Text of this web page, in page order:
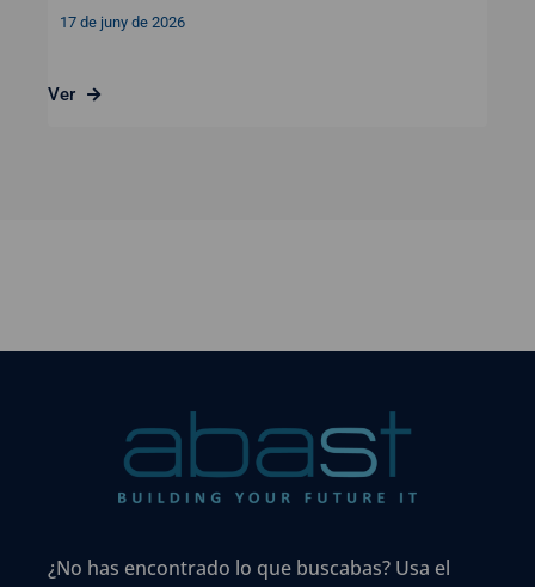
17 de juny de 2026
Ver
¿No has encontrado lo que buscabas? Usa el